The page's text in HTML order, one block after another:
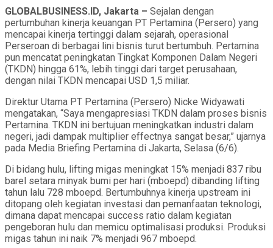
GLOBALBUSINESS.ID, Jakarta – Sejalan dengan
pertumbuhan kinerja keuangan PT Pertamina (Persero) yang
mencapai kinerja tertinggi dalam sejarah, operasional
Perseroan di berbagai lini bisnis turut bertumbuh. Pertamina
pun mencatat peningkatan Tingkat Komponen Dalam Negeri
(TKDN) hingga 61%, lebih tinggi dari target perusahaan,
dengan nilai TKDN mencapai USD 1,5 miliar.
Direktur Utama PT Pertamina (Persero) Nicke Widyawati
mengatakan, “Saya mengapresiasi TKDN dalam proses bisnis
Pertamina. TKDN ini bertujuan meningkatkan industri dalam
negeri, jadi dampak multiplier effectnya sangat besar,” ujarnya
pada Media Briefing Pertamina di Jakarta, Selasa (6/6).
Di bidang hulu, lifting migas meningkat 15% menjadi 837 ribu
barel setara minyak bumi per hari (mboepd) dibanding lifting
tahun lalu 728 mboepd. Bertumbuhnya kinerja upstream ini
ditopang oleh kegiatan investasi dan pemanfaatan teknologi,
dimana dapat mencapai success ratio dalam kegiatan
pengeboran hulu dan memicu optimalisasi produksi. Produksi
migas tahun ini naik 7% menjadi 967 mboepd.